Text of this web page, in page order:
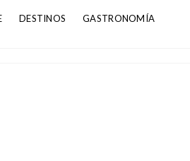
DESTINOS GASTRONOMÍA